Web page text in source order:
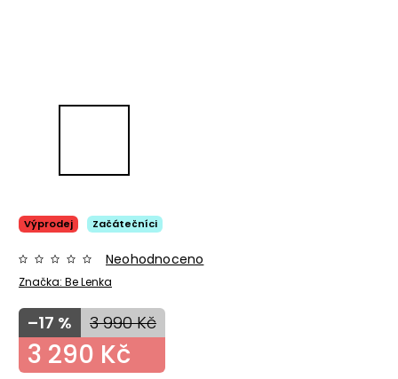
Výprodej Začátečníci
Značka: Be Lenka
Neohodnoceno
3 990 Kč
–17 %
3 290 Kč